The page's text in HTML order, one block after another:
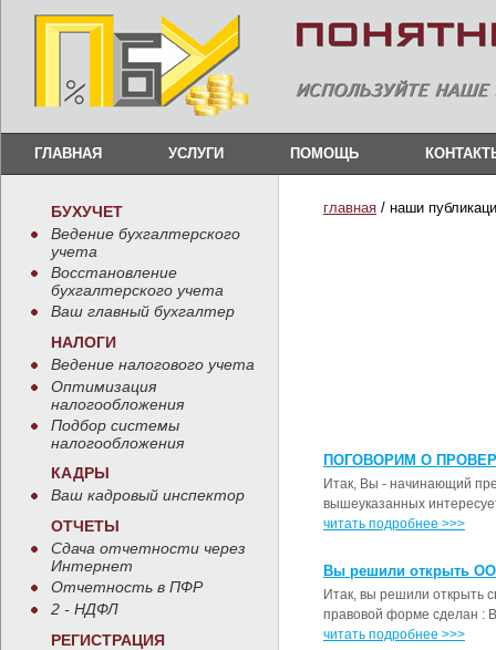
ГЛАВНАЯ УСЛУГИ ПОМОЩЬ
БУХУЧЕТ
Ведение бухгалтерского
учета
Восстановление
бухгалтерского учета
Ваш главный бухгалтер
НАЛОГИ
Ведение налогового учета
Оптимизация
налогообложения
Подбор системы
налогообложения
КАДРЫ
Ваш кадровый инспектор
ОТЧЕТЫ
Сдача отчетности через
Интернет
Отчетность в ПФР
2 - НДФЛ
РЕГИСТРАЦИЯ
главная / наши
ПОГОВОРИМ О
Итак, Вы - начинающий
вышеуказанных
читать подробнее >>>
Вы решили открыть
Итак, вы решили открыть
правовой форме сделан
читать подробнее >>>